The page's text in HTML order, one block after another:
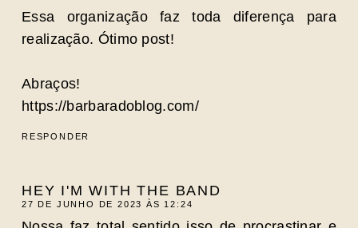
Essa organização faz toda diferença para
realização. Ótimo post!
Abraços!
https://barbaradoblog.com/
RESPONDER
HEY I'M WITH THE BAND
27 DE JUNHO DE 2023 ÀS 12:24